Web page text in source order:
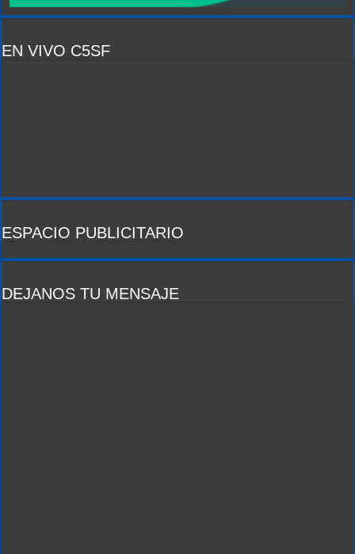
EN VIVO C5SF
ESPACIO PUBLICITARIO
DEJANOS TU MENSAJE